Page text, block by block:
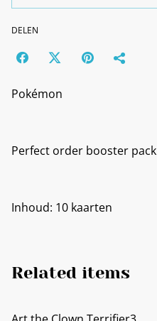
DELEN
Pokémon
Perfect order booster pack
Inhoud: 10 kaarten
Related items